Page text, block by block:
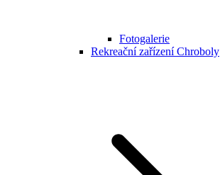
Fotogalerie
Rekreační zařízení Chroboly